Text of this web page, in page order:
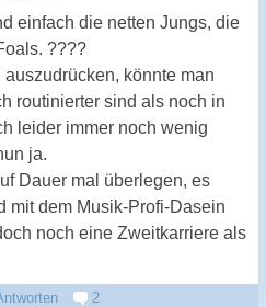
einfach die netten Jungs, die
????
könnte man
routinierter sind als noch in
leider immer noch wenig
ja.
Dauer mal überlegen, es
mit dem Musik-Profi-Dasein
noch eine Zweitkarriere als
2